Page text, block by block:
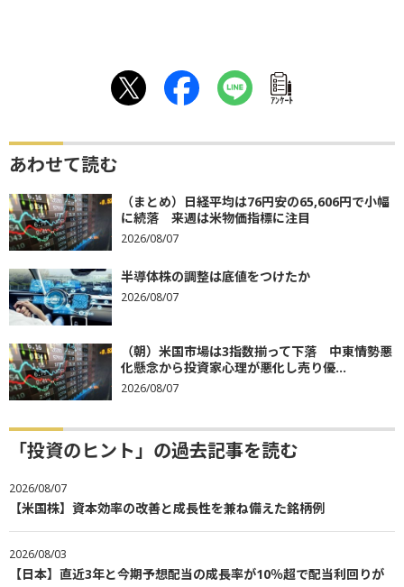
ｱﾝｹｰﾄ
あわせて読む
（まとめ）日経平均は76円安の65,606円で小幅
に続落 来週は米物価指標に注目
2026/08/07
半導体株の調整は底値をつけたか
2026/08/07
（朝）米国市場は3指数揃って下落 中東情勢悪
化懸念から投資家心理が悪化し売り優...
2026/08/07
「投資のヒント」の過去記事を読む
2026/08/07
【米国株】資本効率の改善と成長性を兼ね備えた銘柄例
2026/08/03
【日本】直近3年と今期予想配当の成長率が10％超で配当利回りが